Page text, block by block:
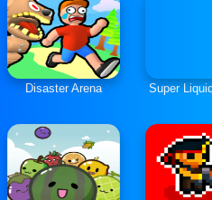
Disaster Arena Super